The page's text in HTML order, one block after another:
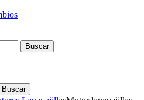
Buscar
Buscar